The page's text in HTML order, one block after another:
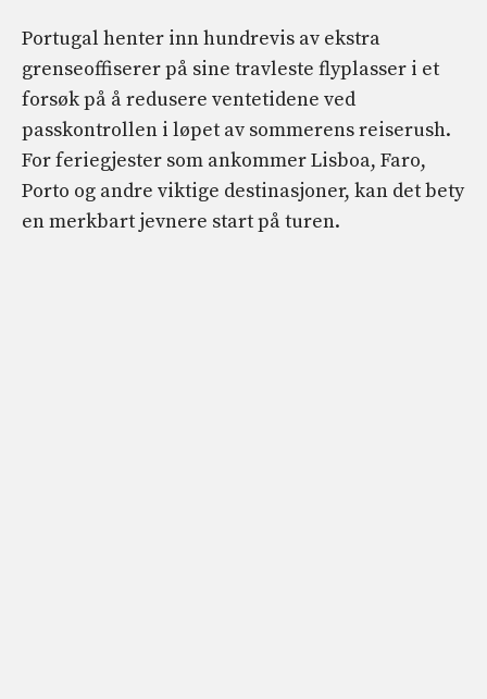
Portugal henter inn hundrevis av ekstra
grenseoffiserer på sine travleste flyplasser i et
forsøk på å redusere ventetidene ved
passkontrollen i løpet av sommerens reiserush.
For feriegjester som ankommer Lisboa, Faro,
Porto og andre viktige destinasjoner, kan det bety
en merkbart jevnere start på turen.